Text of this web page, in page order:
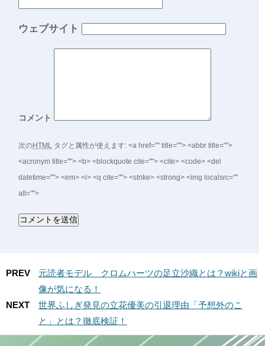
ウェブサイト
コメント
次のHTML タグと属性が使えます: <a href="" title=""> <abbr title="">
<acronym title=""> <b> <blockquote cite=""> <cite> <code> <del
datetime=""> <em> <i> <q cite=""> <strike> <strong> <img localsrc=""
alt="">
PREV
元読者モデル クロムハーツの足立沙織とは？wikiと画
像が気になる！
NEXT
世界ふしぎ発見の立花優美の引退理由「予想外のこ
と」とは？徹底検証！